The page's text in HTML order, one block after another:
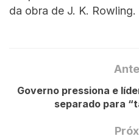
da obra de J. K. Rowling.
Governo pressiona e
separado para